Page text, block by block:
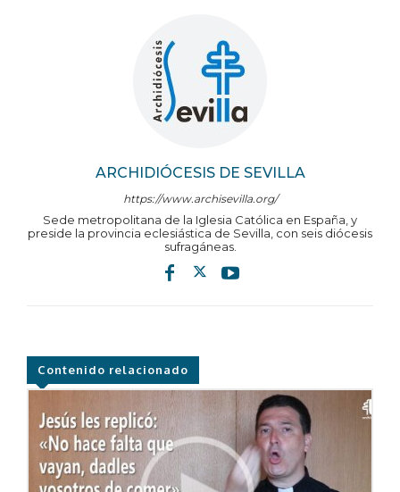
ARCHIDIÓCESIS DE SEVILLA
https://www.archisevilla.org/
Sede metropolitana de la Iglesia Católica en España, y
preside la provincia eclesiástica de Sevilla, con seis diócesis
sufragáneas.
Contenido relacionado